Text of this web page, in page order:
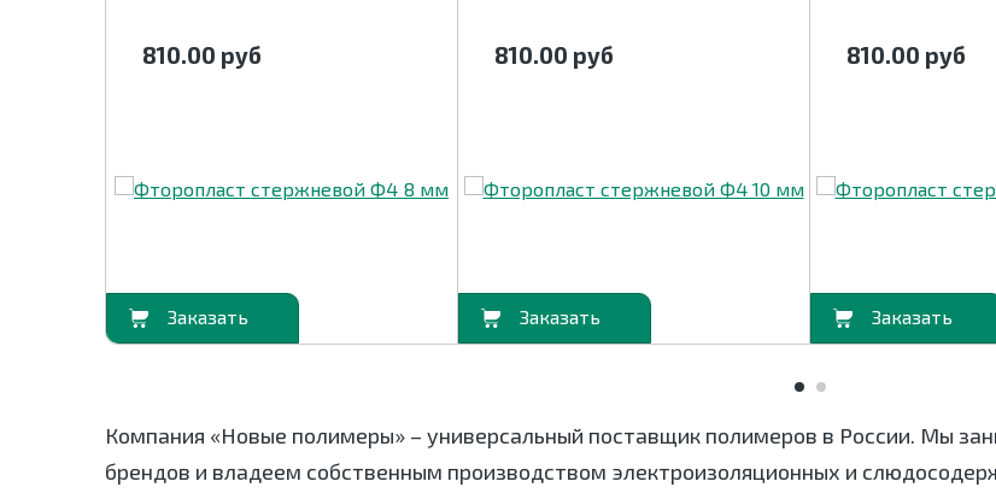
810.00 руб
В корзину
810.00 руб
В корзину
810.00 руб
В корзину
Компания «Новые полимеры» – универсальный поставщик полимеров в России. Мы
брендов и владеем собственным производством электроизоляционных и